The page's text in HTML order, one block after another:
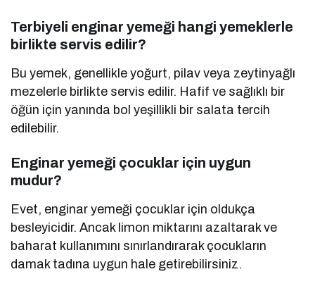
Terbiyeli enginar yemeği hangi yemeklerle
birlikte servis edilir?
Bu yemek, genellikle yoğurt, pilav veya zeytinyağlı
mezelerle birlikte servis edilir. Hafif ve sağlıklı bir
öğün için yanında bol yeşillikli bir salata tercih
edilebilir.
Enginar yemeği çocuklar için uygun
mudur?
Evet, enginar yemeği çocuklar için oldukça
besleyicidir. Ancak limon miktarını azaltarak ve
baharat kullanımını sınırlandırarak çocukların
damak tadına uygun hale getirebilirsiniz.